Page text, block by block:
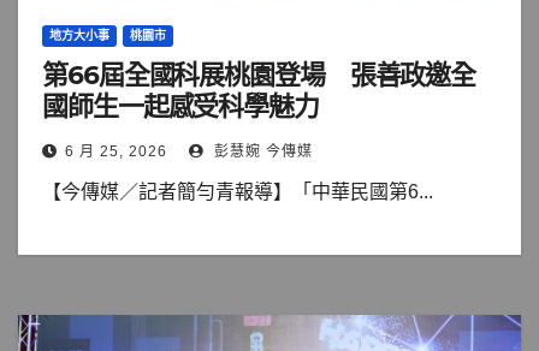
地方大小事 桃園市
第66屆全國科展桃園登場 張善政邀全
國師生一起感受科學魅力
6 月 25, 2026 彭慧婉 今傳媒
【今傳媒／記者簡勻青報導】「中華民國第6...